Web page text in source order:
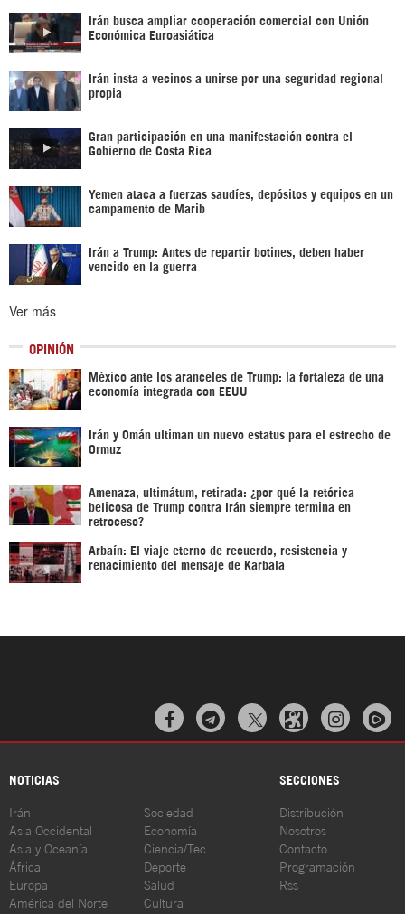
Irán busca ampliar cooperación comercial con Unión
Económica Euroasiática
Irán insta a vecinos a unirse por una seguridad regional
propia
Gran participación en una manifestación contra el
Gobierno de Costa Rica
Yemen ataca a fuerzas saudíes, depósitos y equipos en un
campamento de Marib
Irán a Trump: Antes de repartir botines, deben haber
vencido en la guerra
Ver más
OPINIÓN
México ante los aranceles de Trump: la fortaleza de una
economía integrada con EEUU
Irán y Omán ultiman un nuevo estatus para el estrecho de
Ormuz
Amenaza, ultimátum, retirada: ¿por qué la retórica
belicosa de Trump contra Irán siempre termina en
retroceso?
Arbaín: El viaje eterno de recuerdo, resistencia y
renacimiento del mensaje de Karbala
  
NOTICIAS SECCIONES
Irán
Asia Occidental
Asia y Oceanía
África
Europa
América del Norte
Sociedad
Economía
Ciencia/Tec
Deporte
Salud
Cultura
Distribución
Nosotros
Contacto
Programación
Rss